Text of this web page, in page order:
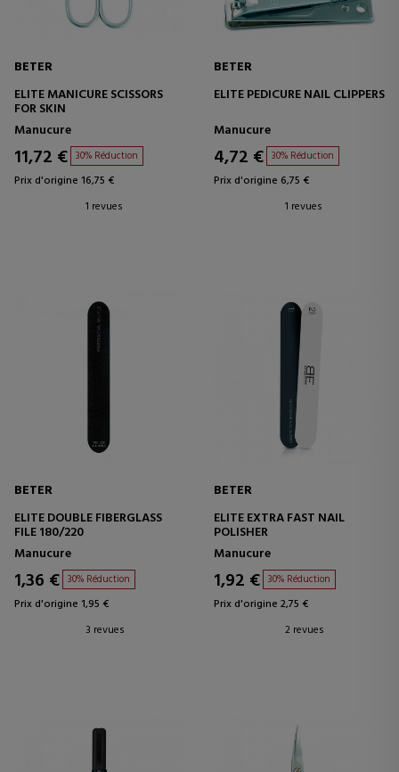
BETER
ELITE MANICURE SCISSORS
FOR SKIN
Manucure
11,72 € 30% Réduction
Prix d'origine 16,75 €
1 revues
BETER
ELITE PEDICURE NAIL CLIPPERS
Manucure
4,72 € 30% Réduction
Prix d'origine 6,75 €
1 revues
BETER
ELITE DOUBLE FIBERGLASS
FILE 180/220
Manucure
1,36 € 30% Réduction
Prix d'origine 1,95 €
3 revues
BETER
ELITE EXTRA FAST NAIL
POLISHER
Manucure
1,92 € 30% Réduction
Prix d'origine 2,75 €
2 revues